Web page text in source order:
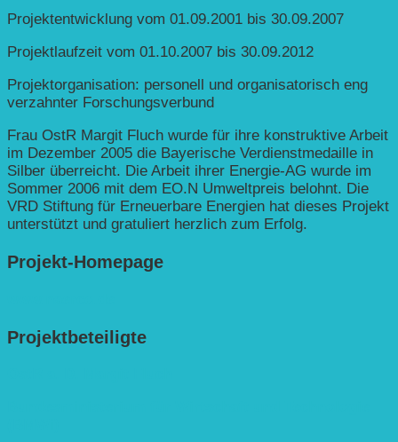
Projektentwicklung vom 01.09.2001 bis 30.09.2007
Projektlaufzeit vom 01.10.2007 bis 30.09.2012
Projektorganisation: personell und organisatorisch eng
verzahnter Forschungsverbund
Frau OstR Margit Fluch wurde für ihre konstruktive Arbeit
im Dezember 2005 die Bayerische Verdienstmedaille in
Silber überreicht. Die Arbeit ihrer Energie-AG wurde im
Sommer 2006 mit dem EO.N Umweltpreis belohnt. Die
VRD Stiftung für Erneuerbare Energien hat dieses Projekt
unterstützt und gratuliert herzlich zum Erfolg.
Projekt-Homepage
Projektbeteiligte